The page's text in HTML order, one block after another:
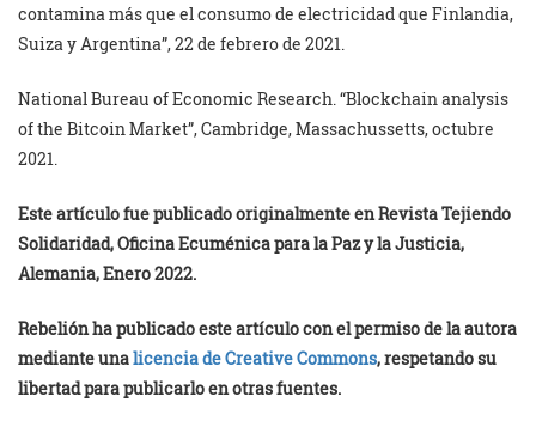
contamina más que el consumo de electricidad que Finlandia,
Suiza y Argentina”, 22 de febrero de 2021.
National Bureau of Economic Research. “Blockchain analysis
of the Bitcoin Market”, Cambridge, Massachussetts, octubre
2021.
Este artículo fue publicado originalmente en Revista Tejiendo
Solidaridad, Oficina Ecuménica para la Paz y la Justicia,
Alemania, Enero 2022.
Rebelión ha publicado este artículo con el permiso de la autora
mediante unalicencia de Creative Commons, respetando su
libertad para publicarlo en otras fuentes.